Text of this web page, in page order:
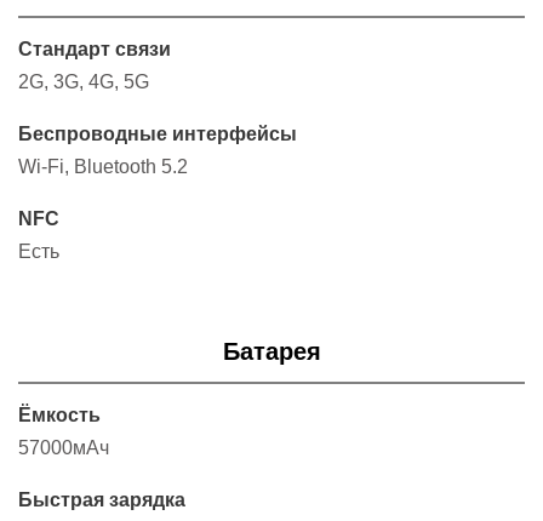
Стандарт связи
2G, 3G, 4G, 5G
Беспроводные интерфейсы
Wi-Fi, Bluetooth 5.2
NFC
Есть
Батарея
Ёмкость
57000мАч
Быстрая зарядка